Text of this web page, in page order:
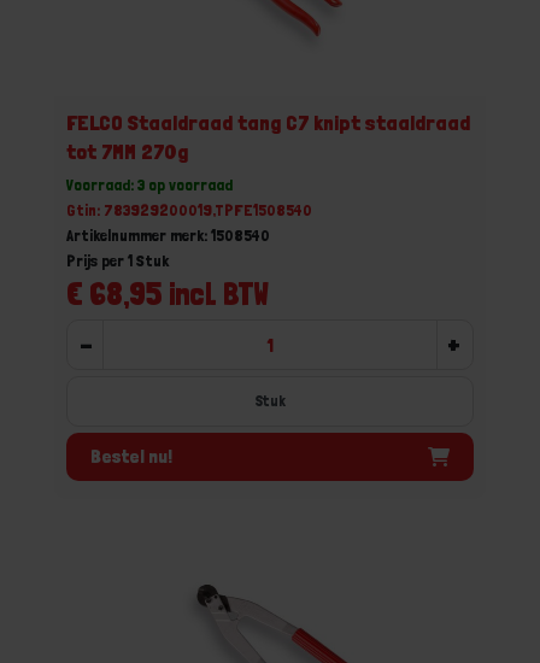
FELCO Staaldraad tang C7 knipt staaldraad
tot 7MM 270g
Voorraad: 3 op voorraad
Gtin: 783929200019,TPFE1508540
Artikelnummer merk: 1508540
€ 68,95 incl. BTW
Prijs per 1 Stuk
- +
Stuk
Bestel nu!